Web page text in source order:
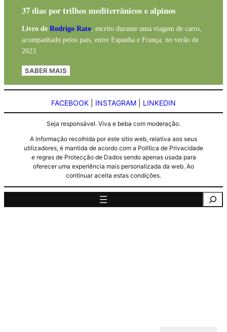
37 dias por trilhos mediterrânicos e alpinos
Livro de Rodrigo Rato, escrito durante uma viagem de carro,
acompanhado pelos pais, entre Espanha e França, no verão de
2023.
SABER MAIS
FACEBOOK INSTAGRAM LINKEDIN
Seja responsável. Viva e beba com moderação.
A informação recolhida por este sitio web, relativa aos seus
utilizadores, é mantida de acordo com a Política de Privacidade
e regras de Protecção de Dados sendo apenas usada para
oferecer uma experiência mais personalizada da web. Ao
continuar aceita estas condições.